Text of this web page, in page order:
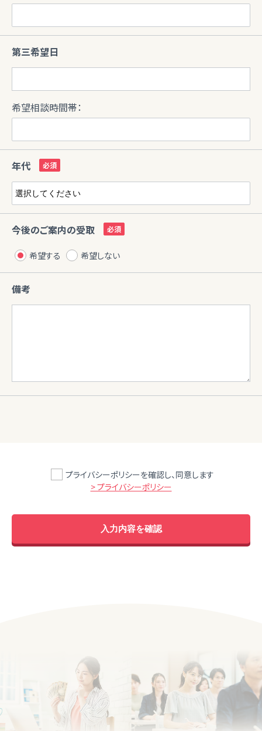
第三希望日
希望相談時間帯：
年代
今後のご案内の受取
希望する 希望しない
備考
プライバシーポリシーを確認し、同意します
> プライバシーポリシー
入力内容を確認